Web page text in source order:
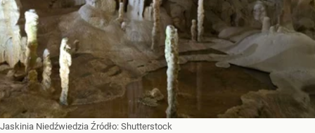
Jaskinia Niedźwiedzia Źródło: Shutterstock